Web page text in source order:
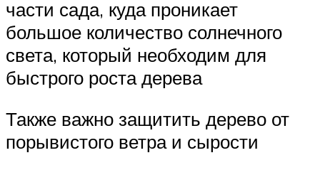
части сада, куда проникает
большое количество солнечного
света, который необходим для
быстрого роста дерева
Также важно защитить дерево от
порывистого ветра и сырости